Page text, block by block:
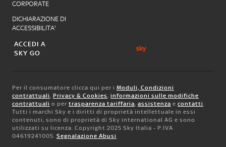
CORPORATE
DICHIARAZIONE DI
ACCESSIBILITA'
ACCEDI A
SKY GO
Per il consumatore clicca qui per i Moduli, Condizioni
contrattuali, Privacy & Cookies, informazioni sulle modifiche
contrattuali o per trasparenza tariffaria, assistenza e contatti.
Tutti i marchi Sky e i diritti di proprietà intellettuale in essi
contenuti, sono di proprietà di Sky international AG e sono
utilizzati su licenza. Copyright 2025 Sky Italia - P.IVA
04619241005. Segnalazione Abusi